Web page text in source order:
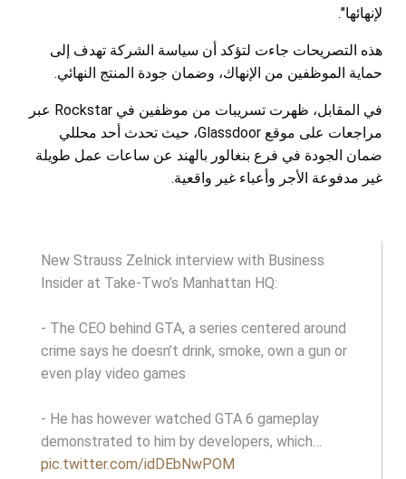
لإنهائها".
هذه التصريحات جاءت لتؤكد أن سياسة الشركة تهدف إلى
حماية الموظفين من الإنهاك، وضمان جودة المنتج النهائي.
في المقابل، ظهرت تسريبات من موظفين في Rockstar عبر
مراجعات على موقع Glassdoor، حيث تحدث أحد محللي
ضمان الجودة في فرع بنغالور بالهند عن ساعات عمل طويلة
غير مدفوعة الأجر وأعباء غير واقعية.
New Strauss Zelnick interview with Business
Insider at Take-Two’s Manhattan HQ:
- The CEO behind GTA, a series centered around
crime says he doesn’t drink, smoke, own a gun or
even play video games
- He has however watched GTA 6 gameplay
demonstrated to him by developers, which…
pic.twitter.com/idDEbNwPOM